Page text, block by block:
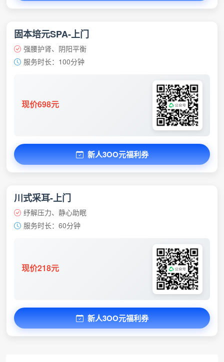
固本培元SPA-上门
强腰护肾、阴阳平衡
服务时长：100分钟
现价698元
新人3OO元福利券
川式采耳-上门
纾解压力、静心助眠
服务时长：60分钟
现价218元
新人3OO元福利券